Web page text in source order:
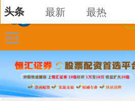
头条 最新 最热